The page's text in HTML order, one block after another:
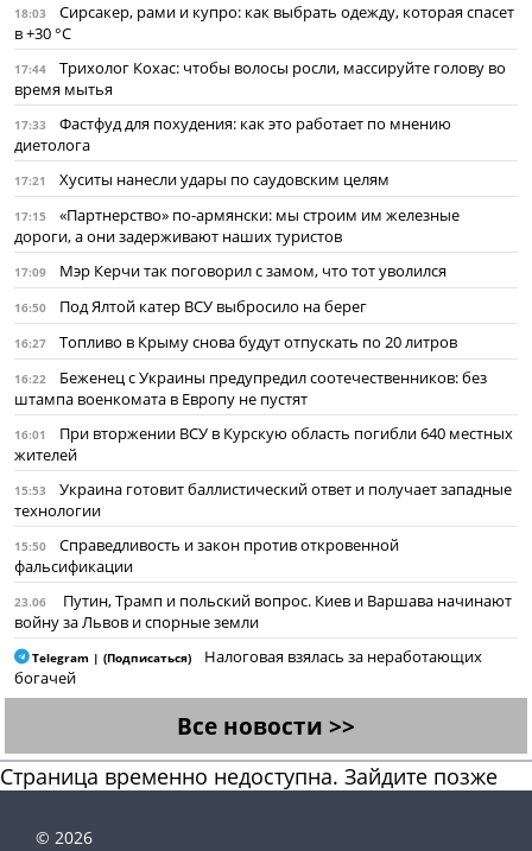
18:03
Сирсакер, рами и купро: как выбрать одежду, которая спасет
в +30 °C
17:44
Трихолог Кохас: чтобы волосы росли, массируйте голову во
время мытья
17:33
Фастфуд для похудения: как это работает по мнению
диетолога
17:21 Хуситы нанесли удары по саудовским целям
17:15
«Партнерство» по-армянски: мы строим им железные
дороги, а они задерживают наших туристов
17:09 Мэр Керчи так поговорил с замом, что тот уволился
16:50 Под Ялтой катер ВСУ выбросило на берег
16:27 Топливо в Крыму снова будут отпускать по 20 литров
16:22
Беженец с Украины предупредил соотечественников: без
штампа военкомата в Европу не пустят
16:01
При вторжении ВСУ в Курскую область погибли 640 местных
жителей
15:53
Украина готовит баллистический ответ и получает западные
технологии
15:50
Справедливость и закон против откровенной
фальсификации
23.06
Путин, Трамп и польский вопрос. Киев и Варшава начинают
войну за Львов и спорные земли
Telegram | (Подписаться)
Налоговая взялась за неработающих
богачей
Все новости >>
Страница временно недоступна. Зайдите позже
© 2026